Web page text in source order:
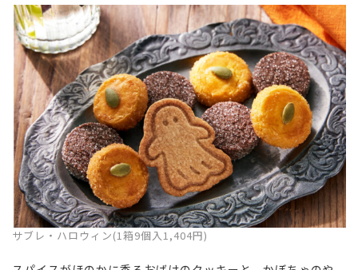
サブレ・ハロウィン(1箱9個入1,404円)